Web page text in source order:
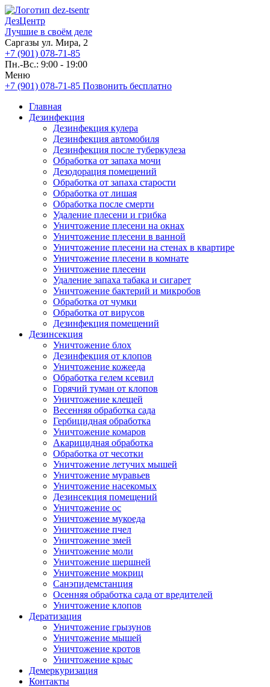
ДезЦентр
Лучшие в своём деле
Саргазы ул. Мира, 2
+7 (901) 078-71-85
Пн.-Вс.: 9:00 - 19:00
Меню
+7 (901) 078-71-85 Позвонить бесплатно
Главная
Дезинфекция
Дезинфекция кулера
Дезинфекция автомобиля
Дезинфекция после туберкулеза
Обработка от запаха мочи
Дезодорация помещений
Обработка от запаха старости
Обработка от лишая
Обработка после смерти
Удаление плесени и грибка
Уничтожение плесени на окнах
Уничтожение плесени в ванной
Уничтожение плесени на стенах в квартире
Уничтожение плесени в комнате
Уничтожение плесени
Удаление запаха табака и сигарет
Уничтожение бактерий и микробов
Обработка от чумки
Обработка от вирусов
Дезинфекция помещений
Дезинсекция
Уничтожение блох
Дезинфекция от клопов
Уничтожение кожееда
Обработка гелем ксевил
Горячий туман от клопов
Уничтожение клещей
Весенняя обработка сада
Гербицидная обработка
Уничтожение комаров
Акарицидная обработка
Обработка от чесотки
Уничтожение летучих мышей
Уничтожение муравьев
Уничтожение насекомых
Дезинсекция помещений
Уничтожение ос
Уничтожение мукоеда
Уничтожение пчел
Уничтожение змей
Уничтожение моли
Уничтожение шершней
Уничтожение мокриц
Санэпидемстанция
Осенняя обработка сада от вредителей
Уничтожение клопов
Дератизация
Уничтожение грызунов
Уничтожение мышей
Уничтожение кротов
Уничтожение крыс
Демеркуризация
Контакты